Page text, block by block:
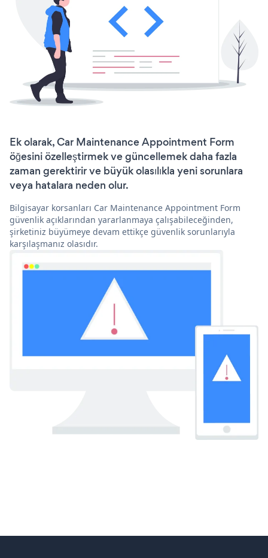
Ek olarak, Car Maintenance Appointment Form
öğesini özelleştirmek ve güncellemek daha fazla
zaman gerektirir ve büyük olasılıkla yeni sorunlara
veya hatalara neden olur.
Bilgisayar korsanları Car Maintenance Appointment Form
güvenlik açıklarından yararlanmaya çalışabileceğinden,
şirketiniz büyümeye devam ettikçe güvenlik sorunlarıyla
karşılaşmanız olasıdır.